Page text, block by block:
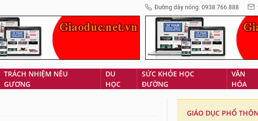
Đường dây nóng: 0938.766.888
TRÁCH NHIỆM NÊU
GƯƠNG
DU
HỌC
SỨC KHỎE HỌC
ĐƯỜNG
VĂN
HÓA
GIÁO DỤC PHỔ